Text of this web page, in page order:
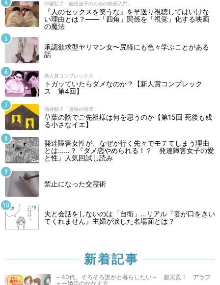
伊藤弘了「感想迷子のための映画入門」
『人のセックスを笑うな』を早送り視聴してはいけな
い理由とは？――「四角」関係を「視覚」化する映画
の魔法
承認欲求型ヤリマン女〜尻軽にも色々学ぶことがある
話
新人賞コンプレックス
トガッていたらダメなのか？【新人賞コンプレック
ス 第4回】
酒井順子「孤独の功罪」
草葉の陰でご先祖様は何を思うのか【第15回 死後も残
る小さなイエ】
発達障害女性が、なぜか行く先々でモテてしまう理由
とは……？『ダメ恋やめられる！？ 発達障害女子の愛
と性』人気回試し読み
禁止になった交霊術
夫と会話をしないのは「自衛」…リアル『妻が口をきい
てくれません』主婦が涙した名場面とは？
新着記事
～40代、そろそろ誰かと暮らしたい～ 超実践！ アラフ
ォー婚活のかなえ方